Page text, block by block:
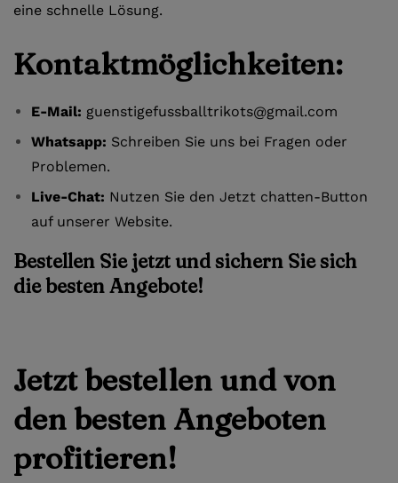
eine schnelle Lösung.
Kontaktmöglichkeiten:
E-Mail: guenstigefussballtrikots@gmail.com
Whatsapp: Schreiben Sie uns bei Fragen oder
Problemen.
Live-Chat: Nutzen Sie den Jetzt chatten-Button
auf unserer Website.
Bestellen Sie jetzt und sichern Sie sich
die besten Angebote!
Jetzt bestellen und von
den besten Angeboten
profitieren!